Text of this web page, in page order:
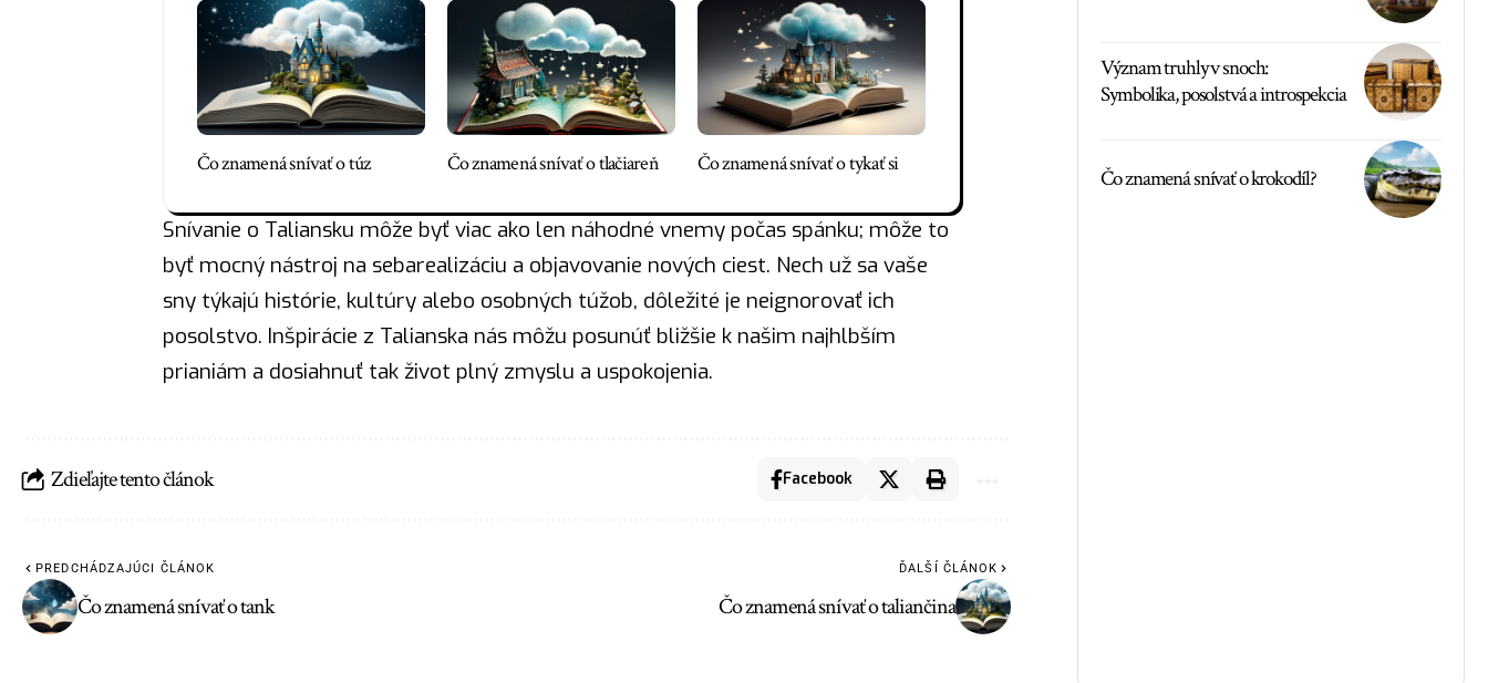
Čo znamená snívať o túz Čo znamená snívať o tlačiareň Čo znamená snívať o tykať si
Snívanie o Taliansku môže byť viac ako len náhodné vnemy počas spánku; môže to
byť mocný nástroj na sebarealizáciu a objavovanie nových ciest. Nech už sa vaše
sny týkajú histórie, kultúry alebo osobných túžob, dôležité je neignorovať ich
posolstvo. Inšpirácie z Talianska nás môžu posunúť bližšie k našim najhlbším
prianiám a dosiahnuť tak život plný zmyslu a uspokojenia.
Zdieľajte tento článok Facebook
PREDCHÁDZAJÚCI ČLÁNOK
Čo znamená snívať o tank
ĎALŠÍ ČLÁNOK
Čo znamená snívať o taliančina
Význam truhly v snoch:
Symbolika, posolstvá a introspekcia
Čo znamená snívať o krokodíl?